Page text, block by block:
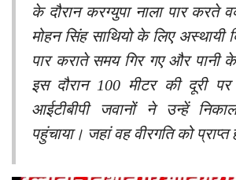
के दौरान करग्युपा नाला पार करते
मोहन सिंह साथियो के लिए अस्थायी
पार कराते समय गिर गए और पानी
इस दौरान 100 मीटर की दूरी
आईटीबीपी जवानों ने उन्हें
पहुंचाया। जहां वह वीरगति को प्राप्त